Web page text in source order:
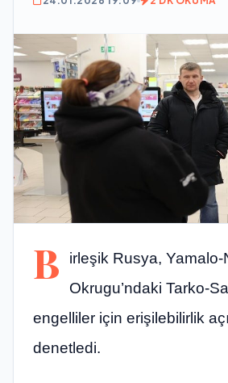
B
irleşik Rusya,
Okrugu’ndaki Tarko-
engelliler için erişilebilirlik
denetledi.